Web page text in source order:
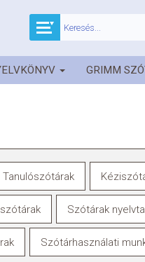
GRIMM
Tanulószótárak
Szótárak
Szótárhasználati